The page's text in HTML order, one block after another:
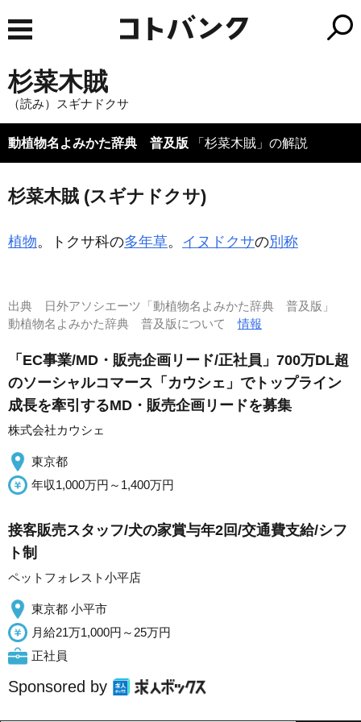
杉菜木賊
（読み）スギナドクサ
動植物名よみかた辞典 普及版 「杉菜木賊」の解説
杉菜木賊 (スギナドクサ)
植物。トクサ科の多年草。 イヌドクサの別称
出典
日外アソシエーツ「動植物名よみかた辞典 普及版」
動植物名よみかた辞典 普及版について情報
「EC事業/MD・販売企画リード/正社員」700万DL超
のソーシャルコマース「カウシェ」でトップライン
成長を牽引するMD・販売企画リードを募集
株式会社カウシェ
東京都
年収1,000万円～1,400万円
接客販売スタッフ/犬の家賞与年2回/交通費支給/シフ
ト制
ペットフォレスト小平店
東京都 小平市
月給21万1,000円～25万円
正社員
Sponsored by